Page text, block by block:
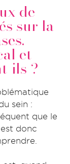
de
sur la
et
ils ?
sein :
que le
donc